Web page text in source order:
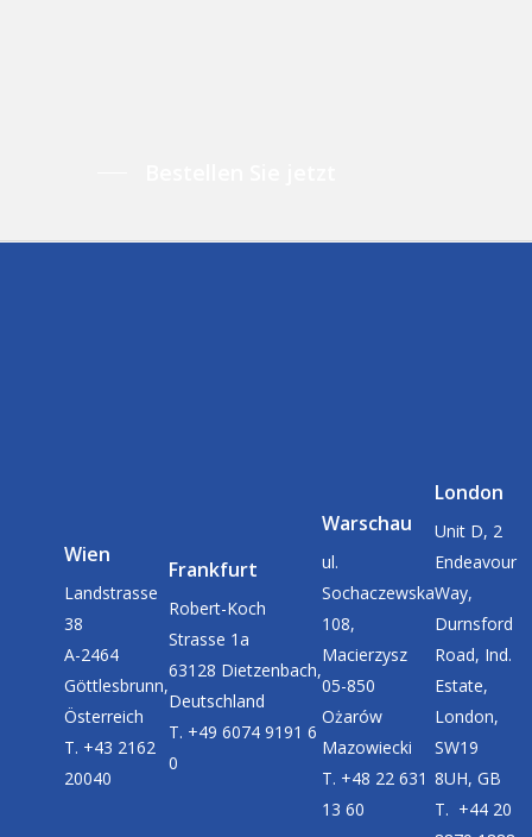
Wien
Landstrasse
38
A-2464
Göttlesbrunn,
Österreich
T. +43 2162
20040
Frankfurt
Robert-Koch
Strasse 1a
63128 Dietzenbach,
Deutschland
T. +49 6074 9191 6
0
Warschau
ul.
Sochaczewska
108,
Macierzysz
05-850
Ożarów
Mazowiecki
T. +48 22 631
13 60
London
Unit D, 2
Endeavour
Way,
Durnsford
Road, Ind.
Estate,
London,
SW19
8UH, GB
T. +44 20